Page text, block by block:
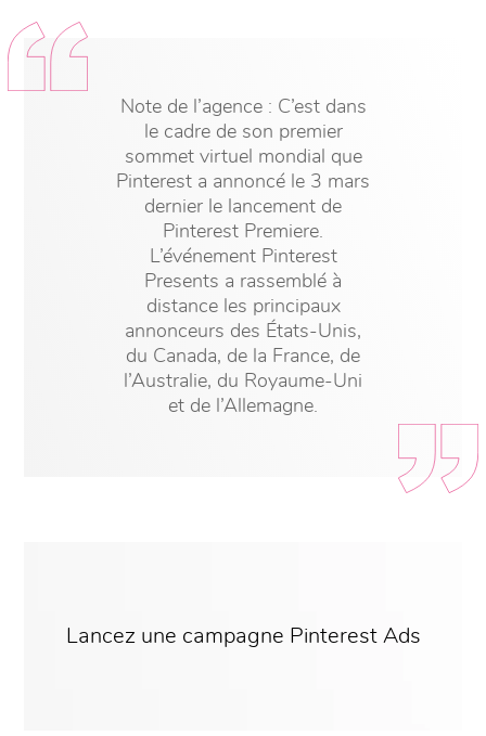
Note de l’agence : C’est dans
le cadre de son premier
sommet virtuel mondial que
Pinterest a annoncé le 3 mars
dernier le lancement de
Pinterest Premiere.
L’événement Pinterest
Presents a rassemblé à
distance les principaux
annonceurs des États-Unis,
du Canada, de la France, de
l’Australie, du Royaume-Uni
et de l’Allemagne.
Lancez une campagne Pinterest Ads